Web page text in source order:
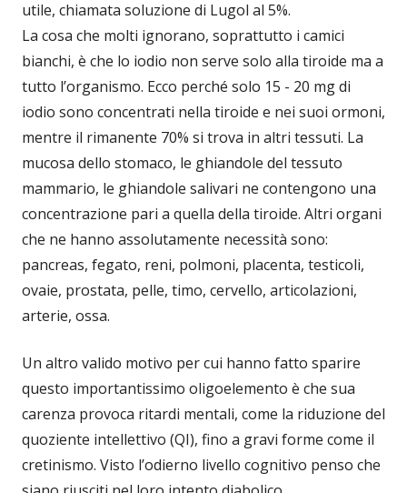
utile, chiamata soluzione di Lugol al 5%.
La cosa che molti ignorano, soprattutto i camici
bianchi, è che lo iodio non serve solo alla tiroide ma a
tutto l’organismo. Ecco perché solo 15 - 20 mg di
iodio sono concentrati nella tiroide e nei suoi ormoni,
mentre il rimanente 70% si trova in altri tessuti. La
mucosa dello stomaco, le ghiandole del tessuto
mammario, le ghiandole salivari ne contengono una
concentrazione pari a quella della tiroide. Altri organi
che ne hanno assolutamente necessità sono:
pancreas, fegato, reni, polmoni, placenta, testicoli,
ovaie, prostata, pelle, timo, cervello, articolazioni,
arterie, ossa.
Un altro valido motivo per cui hanno fatto sparire
questo importantissimo oligoelemento è che sua
carenza provoca ritardi mentali, come la riduzione del
quoziente intellettivo (QI), fino a gravi forme come il
cretinismo. Visto l’odierno livello cognitivo penso che